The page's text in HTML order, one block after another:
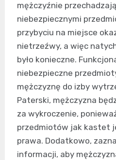
mężczyźnie
niebezpiecznymi
przybyciu na miejsce
nietrzeźwy, a więc
było konieczne.
niebezpieczne
mężczyznę do izby
Paterski, mężczyzna
za wykroczenie,
przedmiotów jak kastet
prawa. Dodatkowo,
informacji, aby